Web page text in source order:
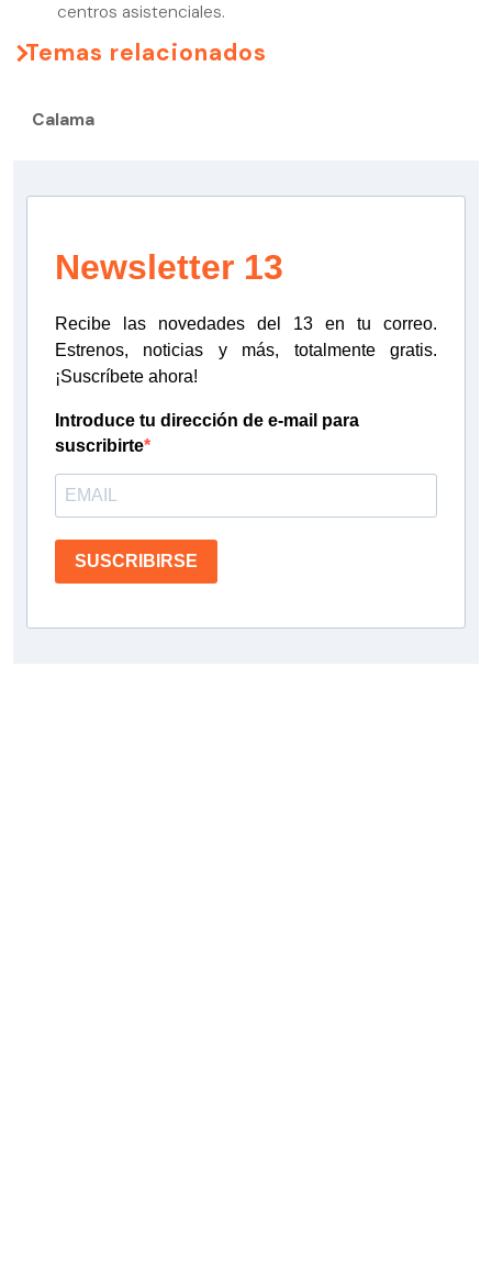
centros asistenciales.
Temas relacionados
Calama
Newsletter 13
Recibe las novedades del 13 en tu correo.
Estrenos, noticias y más, totalmente gratis.
¡Suscríbete ahora!
Introduce tu dirección de e-mail para
suscribirte
SUSCRIBIRSE